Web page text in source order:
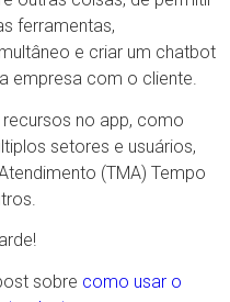
ferramentas,
e criar um chatbot
empresa com o cliente.
no app, como
setores e usuários,
(TMA) Tempo
sobre como usar o